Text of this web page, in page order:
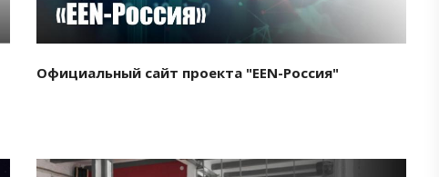
Официальный сайт проекта "EEN-Россия"